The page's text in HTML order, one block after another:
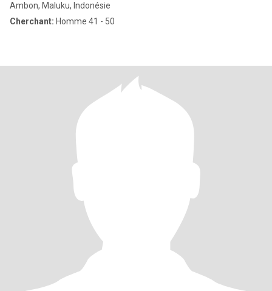
Ambon, Maluku, Indonésie
Cherchant: Homme 41 - 50